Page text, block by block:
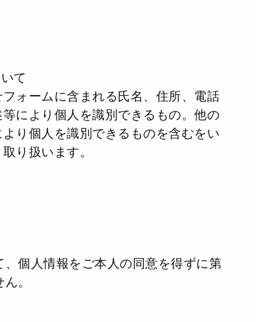
て
ォームに含まれる氏名、住所、電話
により個人を識別できるもの。他の
り個人を識別できるものを含むをい
り扱います。
個人情報をご本人の同意を得ずに第
。